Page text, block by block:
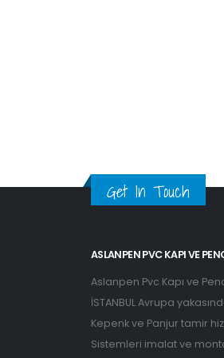
Get In Touch
ASLANPEN PVC KAPI VE
Aslanpen Pvc Kapı ve
İSTANBUL Avrupa
Kepenk ve Panjur tamir
Sistemleri imalat ve